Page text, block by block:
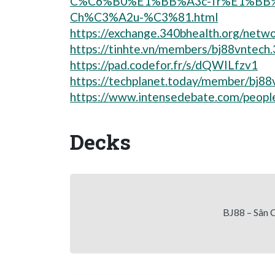
Ch%C3%A2u-%C3%81.html
https://exchange.340bhealth.org/
https://tinhte.vn/members/
https://pad.codefor.fr/s/dQWILfzv1
https://techplanet.today/member/
https://www.intensedebate.com/
Decks
BJ88 – Sân